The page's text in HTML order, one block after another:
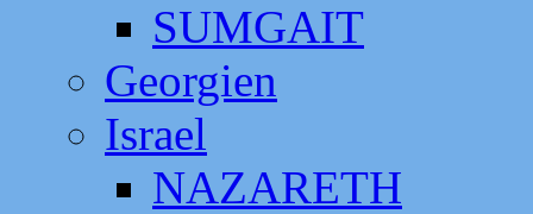
SUMGAIT
Georgien
Israel
NAZARETH